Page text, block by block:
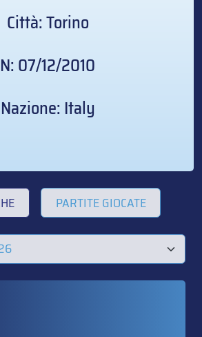
Città: Torino
N: 07/12/2010
Nazione: Italy
PARTITE GIOCATE